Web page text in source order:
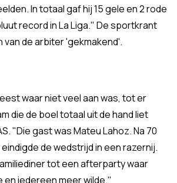
In totaal gaf hij 15 gele en 2 rode
record in La Liga." De sportkrant
de arbiter 'gekmakend'.
waar niet veel aan was, tot er
die de boel totaal uit de hand liet
"Die gast was Mateu Lahoz. Na 70
de wedstrijd in een razernij.
tot een afterparty waar
en iedereen meer wilde."